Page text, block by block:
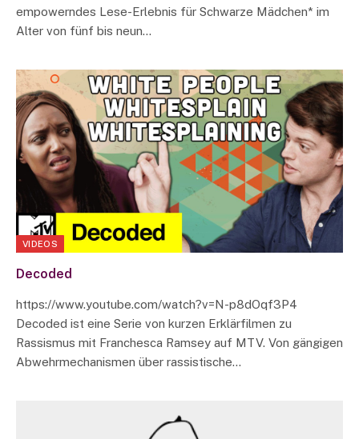
empowerndes Lese-Erlebnis für Schwarze Mädchen* im
Alter von fünf bis neun…
VIDEOS
Decoded
https://www.youtube.com/watch?v=N-p8dOqf3P4
Decoded ist eine Serie von kurzen Erklärfilmen zu
Rassismus mit Franchesca Ramsey auf MTV. Von gängigen
Abwehrmechanismen über rassistische…